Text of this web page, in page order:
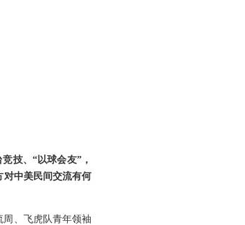
技、“以球会友”，
对中美民间交流有何
、飞虎队青年领袖